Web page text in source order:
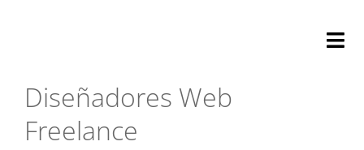
Diseñadores Web
Freelance